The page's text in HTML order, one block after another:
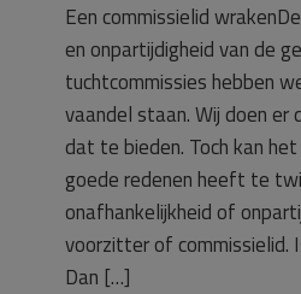
Een commissielid
en onpartijdigheid van de
tuchtcommissies hebben
vaandel staan. Wij doen er
dat te bieden. Toch kan
goede redenen heeft te
onafhankelijkheid of
voorzitter of commissielid.
Dan […]